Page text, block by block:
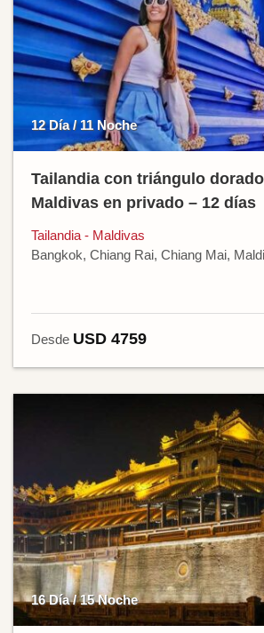
12 Día / 11 Noche
Tailandia con triángulo
Maldivas en privado – 12 días
Tailandia - Maldivas
Bangkok, Chiang Rai, Chiang Mai,
Desde USD 4759
16 Día / 15 Noche